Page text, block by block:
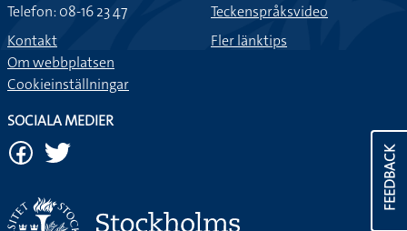
FEEDBACK
Telefon: 08-16 23 47
Kontakt
Om webbplatsen
Cookieinställningar
Teckenspråksvideo
Fler länktips
SOCIALA MEDIER